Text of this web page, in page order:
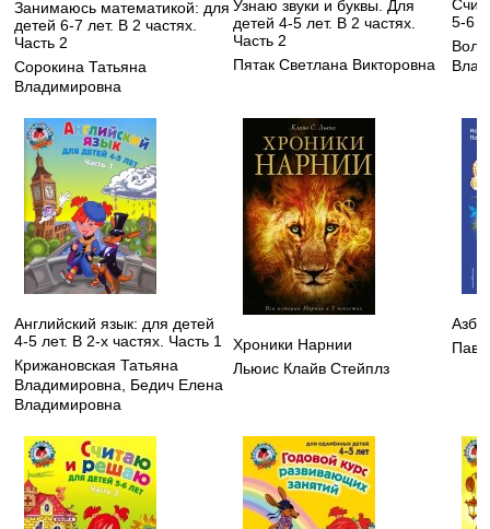
Занимаюсь математикой: для
детей 6-7 лет. В 2 частях.
Часть 2
Сорокина Татьяна
Владимировна
Узнаю звуки и буквы. Для
детей 4-5 лет. В 2 частях.
Часть 2
Пятак Светлана Викторовна
5-6
Английский язык: для детей
4-5 лет. В 2-х частях. Часть 1
Крижановская Татьяна
Владимировна
Бедич Елена
Владимировна
Хроники Нарнии
Льюис Клайв Стейплз